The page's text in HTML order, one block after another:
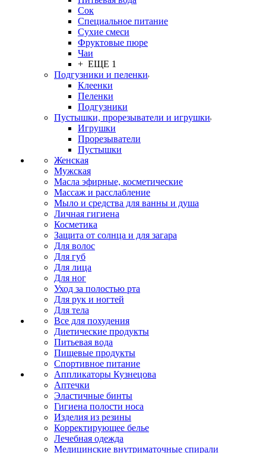
Сок
Специальное питание
Сухие смеси
Фруктовые пюре
Чаи
+ ЕЩЕ 1
Подгузники и пеленки
Клеенки
Пеленки
Подгузники
Пустышки, прорезыватели и игрушки
Игрушки
Прорезыватели
Пустышки
Женская
Мужская
Масла эфирные, косметические
Массаж и расслабление
Мыло и средства для ванны и душа
Личная гигиена
Косметика
Защита от солнца и для загара
Для волос
Для губ
Для лица
Для ног
Уход за полостью рта
Для рук и ногтей
Для тела
Все для похудения
Диетические продукты
Питьевая вода
Пищевые продукты
Спортивное питание
Аппликаторы Кузнецова
Аптечки
Эластичные бинты
Гигиена полости носа
Изделия из резины
Корректирующее белье
Лечебная одежда
Медицинские внутриматочные спирали